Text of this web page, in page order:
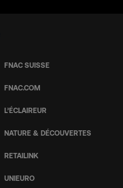
FNAC SUISSE
FNAC.COM
L’ÉCLAIREUR
NATURE & DÉCOUVERTES
RETAILINK
UNIEURO